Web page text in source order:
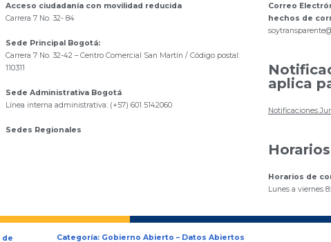
Acceso ciudadanía con movilidad reducida
Carrera 7 No. 32- 84
Sede Principal Bogotá:
Carrera 7 No. 32-42 – Centro Comercial San Martín / Código postal:
110311
Sede Administrativa Bogotá
Línea interna administrativa: (+57) 601 5142060
Sedes Regionales
Correo
hechos de
s
aplica
Horarios de
Lunes a viernes
de Categoría: Gobierno Abierto – Datos Abiertos